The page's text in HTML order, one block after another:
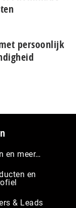
persoonlijk
en meer…
en
& Leads